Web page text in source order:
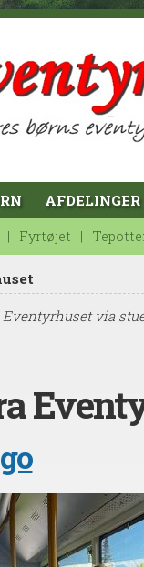
AFDELINGER
Fyrtøjet
via